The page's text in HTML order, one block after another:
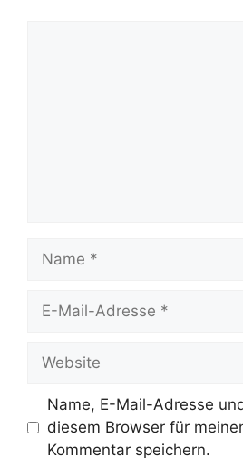
Mail-
Name, E-Mail-Adresse
diesem Browser für
Kommentar speichern.